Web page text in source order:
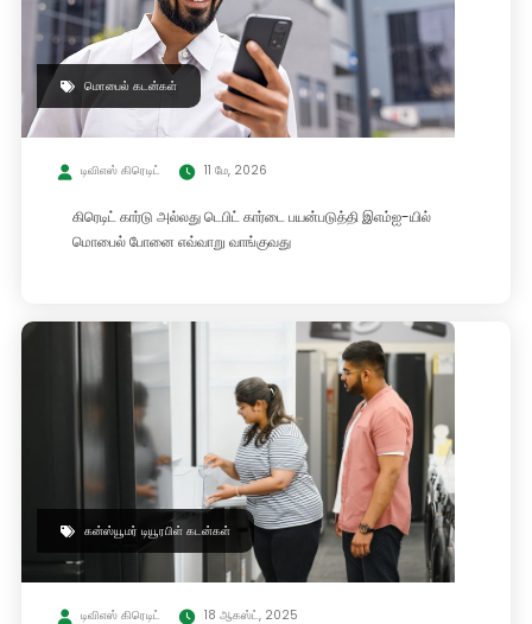
மொபைல் கடன்கள்
டிவிஎஸ் கிரெடிட் 11 மே, 2026
கிரெடிட் கார்டு அல்லது டெபிட் கார்டை பயன்படுத்தி இஎம்ஐ-யில்
மொபைல் போனை எவ்வாறு வாங்குவது
கன்ஸ்யூமர் டியூரபிள் கடன்கள்
டிவிஎஸ் கிரெடிட் 18 ஆகஸ்ட், 2025